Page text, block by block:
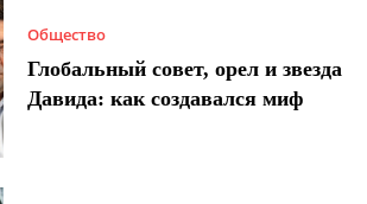
Общество
Глобальный совет, орел и звезда
Давида: как создавался миф